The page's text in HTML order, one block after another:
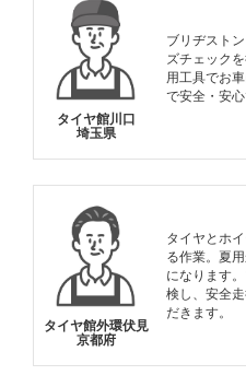
タイヤ館川口
埼玉県
ブリヂスト
ズチェック
用工具でお
で安全・安心
タイヤ館外環伏見
京都府
タイヤとホ
る作業。夏
になります
検し、安全
だきます。